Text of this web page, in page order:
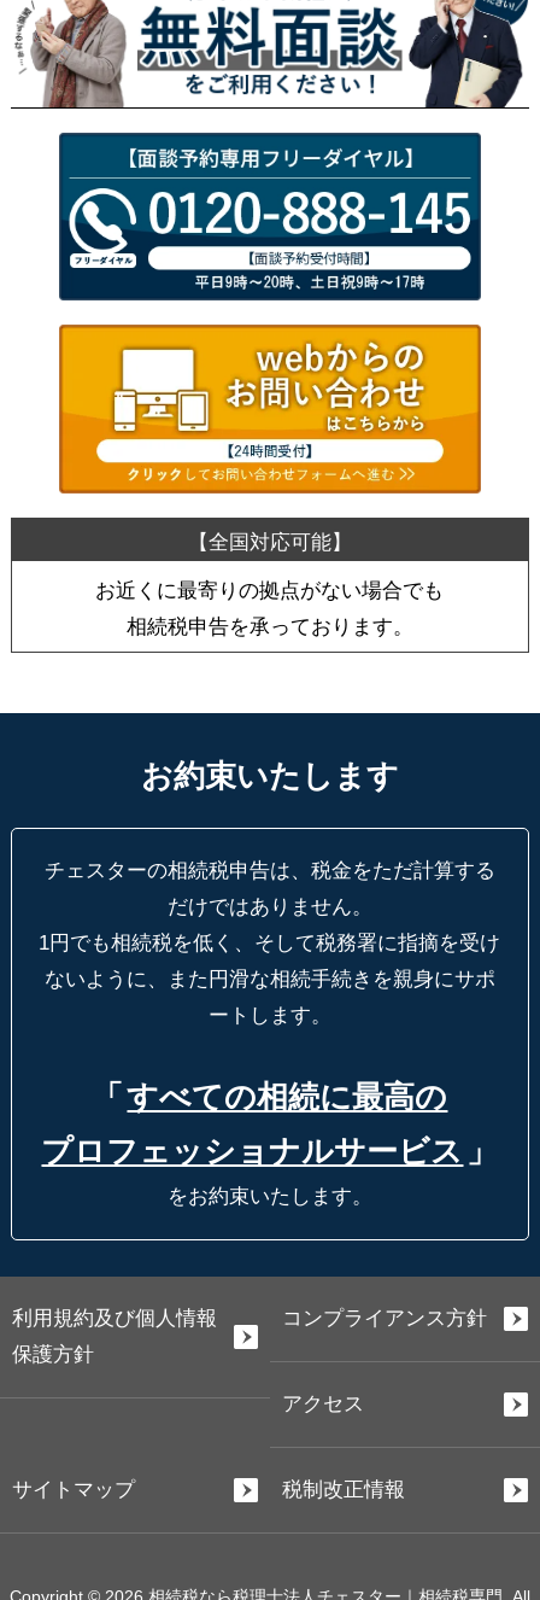
お近くに最寄りの拠点がない場合でも
相続税申告を承っております。
お約束いたします
チェスターの相続税申告は、税金をただ計算する
だけではありません。
1円でも相続税を低く、そして税務署に指摘を受け
ないように、
また円滑な相続手続きを親身にサポ
ートします。
「 すべての相続に最高の
プロフェッショナルサービス 」
をお約束いたします。
利用規約及び個人情報
保護方針
コンプライアンス方針
アクセス
サイトマップ 税制改正情報
Copyright © 2026 相続税なら税理士法人チェスター｜相続税専門. All